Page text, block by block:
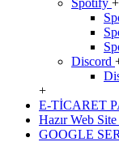
Spotify +
Discord
+
E-TİCARET
Hazır Web Site
GOOGLE